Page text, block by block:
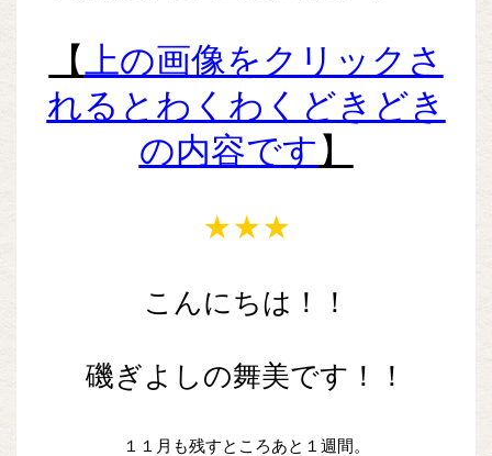
【上の画像をクリックさ
れるとわくわくどきどき
の内容です 】
★★★
こんにちは！！
磯ぎよしの舞美です！！
１１月も残すところあと１週間。